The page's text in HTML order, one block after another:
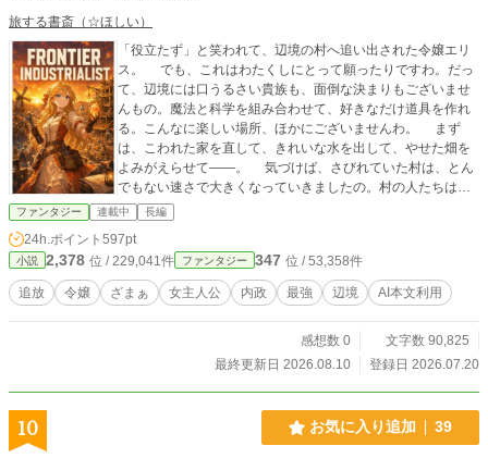
旅する書斎（☆ほしい）
「役立たず」と笑われて、辺境の村へ追い出された令嬢エリ
ス。 でも、これはわたくしにとって願ったりですわ。だっ
て、辺境には口うるさい貴族も、面倒な決まりもございませ
んもの。魔法と科学を組み合わせて、好きなだけ道具を作れ
る。こんなに楽しい場所、ほかにございませんわ。 まず
は、こわれた家を直して、きれいな水を出して、やせた畑を
よみがえらせて――。 気づけば、さびれていた村は、とん
でもない速さで大きくなっていきましたの。村の人たちはわ
たくしを「神さまの使い」なんて呼びますけれど、ふふ、た
だの追放された令嬢ですわよ？ やがて、わたくしの街の噂
は王都にも届きましたわ。 あれほどわたくしをバカにした
人たちが、今さら「戻ってきてくれ」ですって？ 残念です
けれど、この辺境が楽しすぎて、王都に帰る気はございませ
んの。 さあ、今日はなにを作りましょうか。 誰も口出し
ファンタジー 連載中 長編
24h.ポイント 597pt
小説 2,378 位 / 229,041件 ファンタジー 347 位 / 53,358件
追放 令嬢 ざまぁ 女主人公 内政 最強 辺境 AI本文利用
感想数 0
文字数 90,825
最終更新日 2026.08.10
登録日 2026.07.20
10 お気に入り追加 39